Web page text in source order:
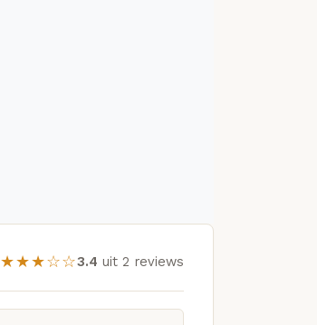
★★★☆☆3.4 uit 2 reviews